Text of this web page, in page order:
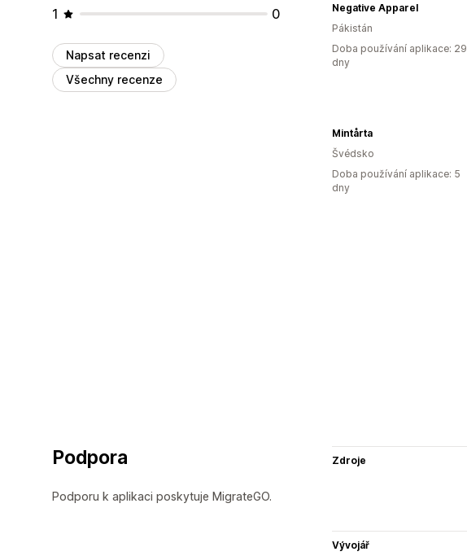
1
0
Napsat recenzi
Všechny recenze
Negative Apparel
Pákistán
Doba používání aplikace: 29
dny
Mintårta
Švédsko
Doba používání aplikace: 5
dny
Podpora
Podporu k aplikaci poskytuje MigrateGO.
Zdroje
Vývojář